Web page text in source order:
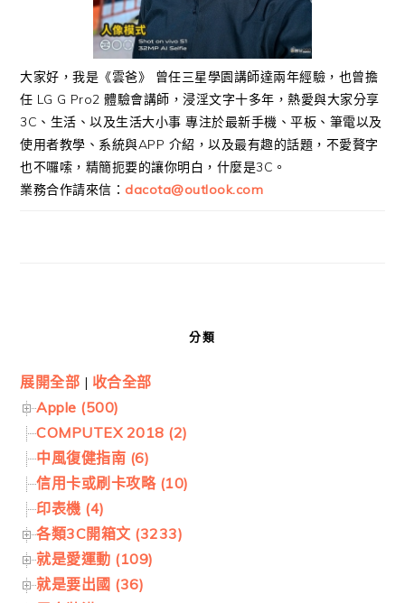
大家好，我是《雲爸》 曾任三星學園講師達兩年經驗，也曾擔
任 LG G Pro2 體驗會講師，浸淫文字十多年，熱愛與大家分享
3C、生活、以及生活大小事 專注於最新手機、平板、筆電以及
使用者教學、系統與APP 介紹，以及最有趣的話題，不愛贅字
也不囉嗦，精簡扼要的讓你明白，什麼是3C。
業務合作請來信： dacota@outlook.com
分類
展開全部 | 收合全部
Apple (500)
COMPUTEX 2018 (2)
中風復健指南 (6)
信用卡或刷卡攻略 (10)
印表機 (4)
各類3C開箱文 (3233)
就是愛運動 (109)
就是要出國 (36)